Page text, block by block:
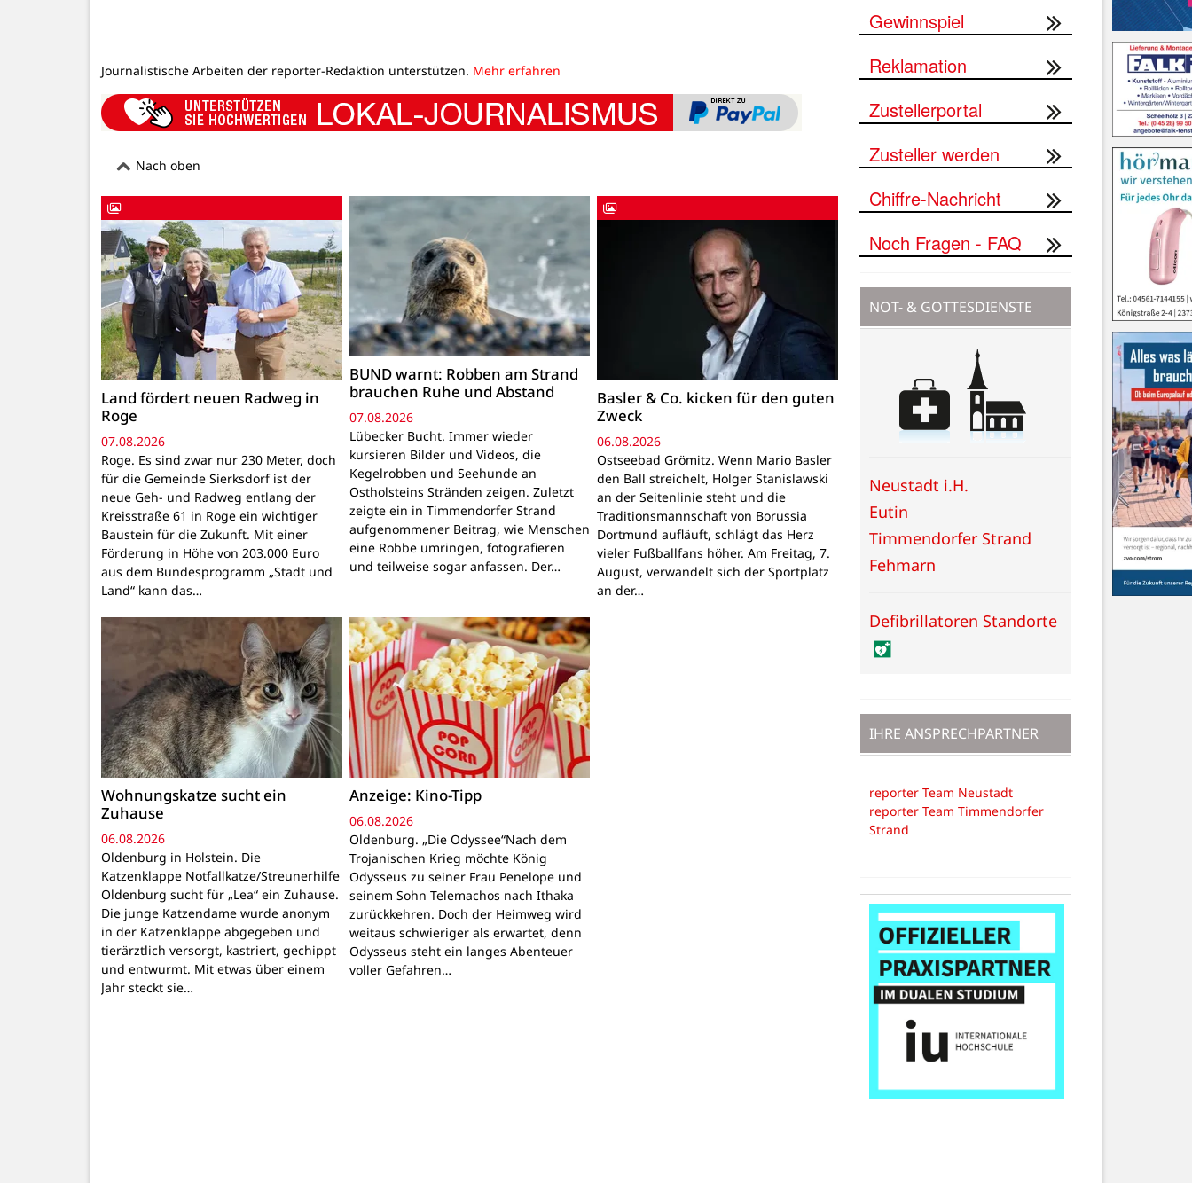
Journalistische Arbeiten der reporter-Redaktion unterstützen. Mehr erfahren
Nach oben
Land fördert neuen Radweg in
Roge
07.08.2026
Roge. Es sind zwar nur 230 Meter, doch
für die Gemeinde Sierksdorf ist der
neue Geh- und Radweg entlang der
Kreisstraße 61 in Roge ein wichtiger
Baustein für die Zukunft. Mit einer
Förderung in Höhe von 203.000 Euro
aus dem Bundesprogramm „Stadt und
Land“ kann das…
BUND warnt: Robben am Strand
brauchen Ruhe und Abstand
07.08.2026
Lübecker Bucht. Immer wieder
kursieren Bilder und Videos, die
Kegelrobben und Seehunde an
Ostholsteins Stränden zeigen. Zuletzt
zeigte ein in Timmendorfer Strand
aufgenommener Beitrag, wie Menschen
eine Robbe umringen, fotografieren
und teilweise sogar anfassen. Der…
Basler & Co. kicken für den guten
Zweck
06.08.2026
Ostseebad Grömitz. Wenn Mario Basler
den Ball streichelt, Holger Stanislawski
an der Seitenlinie steht und die
Traditionsmannschaft von Borussia
Dortmund aufläuft, schlägt das Herz
vieler Fußballfans höher. Am Freitag, 7.
August, verwandelt sich der Sportplatz
an der…
Wohnungskatze sucht ein
Zuhause
06.08.2026
Oldenburg in Holstein. Die
Katzenklappe Notfallkatze/Streunerhilfe
Oldenburg sucht für „Lea“ ein Zuhause.
Die junge Katzendame wurde anonym
in der Katzenklappe abgegeben und
tierärztlich versorgt, kastriert, gechippt
und entwurmt. Mit etwas über einem
Jahr steckt sie…
Anzeige: Kino-Tipp
06.08.2026
Oldenburg. „Die Odyssee“Nach dem
Trojanischen Krieg möchte König
Odysseus zu seiner Frau Penelope und
seinem Sohn Telemachos nach Ithaka
zurückkehren. Doch der Heimweg wird
weitaus schwieriger als erwartet, denn
Odysseus steht ein langes Abenteuer
voller Gefahren…
Gewinnspiel
Reklamation
Zustellerportal
Zusteller werden
Chiffre-Nachricht
Noch Fragen - FAQ
NOT- & GOTTESDIENSTE
Neustadt i.H.
Eutin
Timmendorfer Strand
Fehmarn
Defibrillatoren Standorte
IHRE ANSPRECHPARTNER
reporter Team Neustadt
reporter Team Timmendorfer
Strand